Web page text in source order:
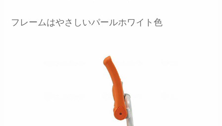
フレームはやさしいパールホワイト色